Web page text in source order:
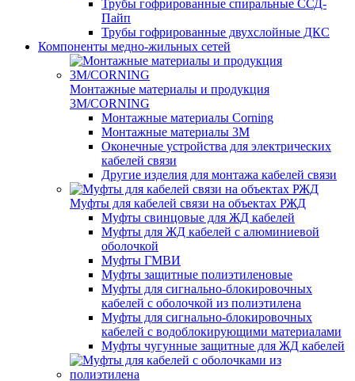
Трубы гофрированные спиральные ССД-
Пайп
Трубы гофрированные двухслойные ДКС
Компоненты медно-жильных сетей
Монтажные материалы и продукция
3M/CORNING
Монтажные материалы Corning
Монтажные материалы 3M
Оконечные устройства для электрических
кабелей связи
Другие изделия для монтажа кабелей связи
Муфты для кабелей связи на объектах РЖД
Муфты свинцовые для ЖД кабелей
Муфты для ЖД кабелей с алюминиевой
оболочкой
Муфты ГМВИ
Муфты защитные полиэтиленовые
Муфты для сигнально-блокировочных
кабелей с оболочкой из полиэтилена
Муфты для сигнально-блокировочных
кабелей с водоблокирующими материалами
Муфты чугунные защитные для ЖД кабелей